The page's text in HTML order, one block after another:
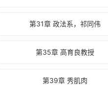
第31章 政法系，祁同伟
第35章 高育良教授
第39章 秀肌肉